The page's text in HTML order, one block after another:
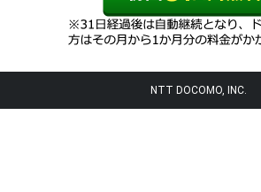
NTT DOCOMO, INC.